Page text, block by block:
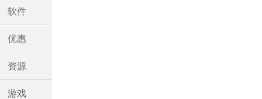
软件
优惠
资源
游戏